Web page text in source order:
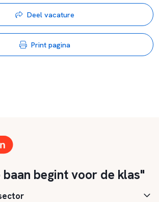
Deel vacature
Print pagina
begint voor de klas"